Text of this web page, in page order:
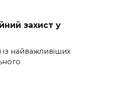
захист у
найважливіших